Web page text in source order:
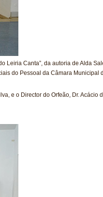
Leiria Canta”, da autoria de Alda
do Pessoal da Câmara Municipal
e o Director do Orfeão, Dr. Acácio